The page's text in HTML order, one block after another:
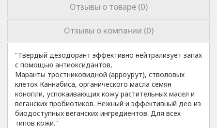
Отзывы о товаре (0)
Отзывы о компании (0)
"Твердый дезодорант эффективно нейтрализует запах
с помощью антиоксидантов,
Маранты тростниковидной (арроурут), стволовых
клеток Каннабиса, органического масла семян
конопли, успокаивающих кожу растительных масел и
веганских пробиотиков. Нежный и эффективный део из
биодоступных веганских ингредиентов. Для всех
типов кожи."